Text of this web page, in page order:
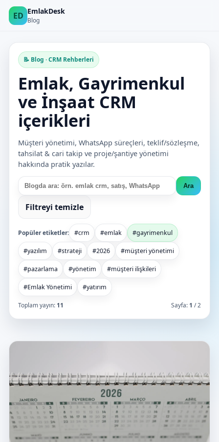
ED EmlakDesk
Blog
📝 Blog · CRM Rehberleri
Emlak, Gayrimenkul
ve İnşaat CRM
içerikleri
Müşteri yönetimi, WhatsApp süreçleri, teklif/sözleşme,
tahsilat & cari takip ve proje/şantiye yönetimi
hakkında pratik yazılar.
Ara
Filtreyi temizle
Popüler etiketler: #crm #emlak #gayrimenkul
#yazılım #strateji #2026 #müşteri yönetimi
#pazarlama #yönetim #müşteri ilişkileri
#Emlak Yönetimi #yatırım
Toplam yayın: 11 Sayfa: 1 / 2